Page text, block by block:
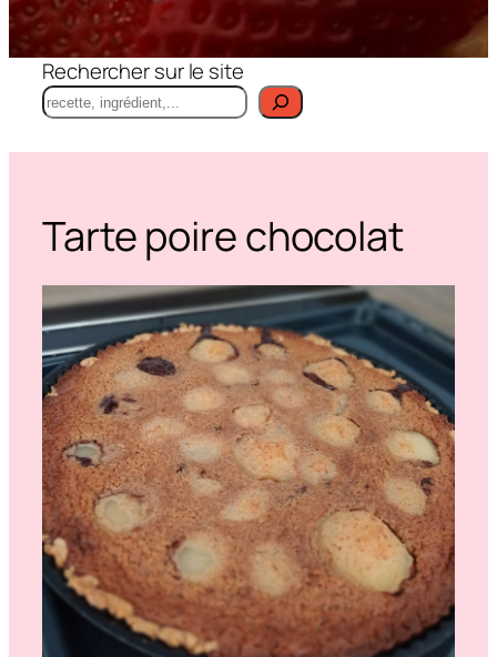
Rechercher sur le site
Tarte poire chocolat